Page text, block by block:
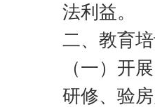
法利益。
二、教育
（一）开
研修、验